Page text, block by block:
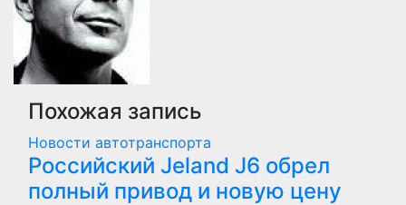
Похожая запись
Новости автотранспорта
Российский Jeland J6 обрел
полный привод и новую цену